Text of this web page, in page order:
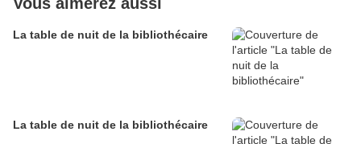
La table de nuit de la bibliothécaire
La table de nuit de la bibliothécaire